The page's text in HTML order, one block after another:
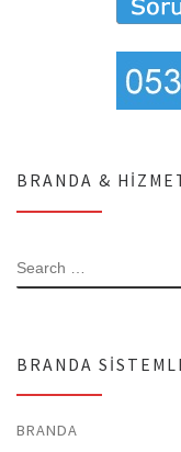
BRANDA &
SEARCH
BRANDA
BRANDA